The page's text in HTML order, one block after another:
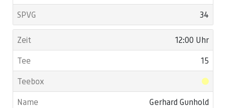
34
12:00 Uhr
15
Gerhard Gunhold